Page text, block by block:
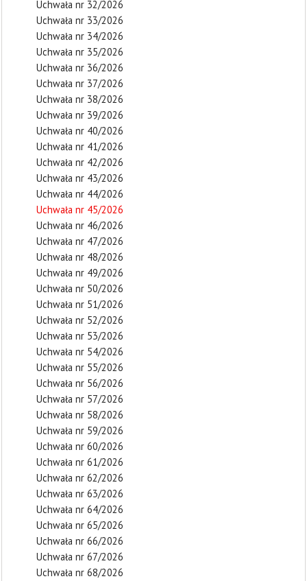
Uchwała nr 32/2026
Uchwała nr 33/2026
Uchwała nr 34/2026
Uchwała nr 35/2026
Uchwała nr 36/2026
Uchwała nr 37/2026
Uchwała nr 38/2026
Uchwała nr 39/2026
Uchwała nr 40/2026
Uchwała nr 41/2026
Uchwała nr 42/2026
Uchwała nr 43/2026
Uchwała nr 44/2026
Uchwała nr 45/2026
Uchwała nr 46/2026
Uchwała nr 47/2026
Uchwała nr 48/2026
Uchwała nr 49/2026
Uchwała nr 50/2026
Uchwała nr 51/2026
Uchwała nr 52/2026
Uchwała nr 53/2026
Uchwała nr 54/2026
Uchwała nr 55/2026
Uchwała nr 56/2026
Uchwała nr 57/2026
Uchwała nr 58/2026
Uchwała nr 59/2026
Uchwała nr 60/2026
Uchwała nr 61/2026
Uchwała nr 62/2026
Uchwała nr 63/2026
Uchwała nr 64/2026
Uchwała nr 65/2026
Uchwała nr 66/2026
Uchwała nr 67/2026
Uchwała nr 68/2026